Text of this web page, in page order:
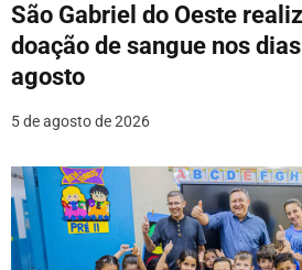
São Gabriel do Oeste
doação de sangue nos
agosto
5 de agosto de 2026